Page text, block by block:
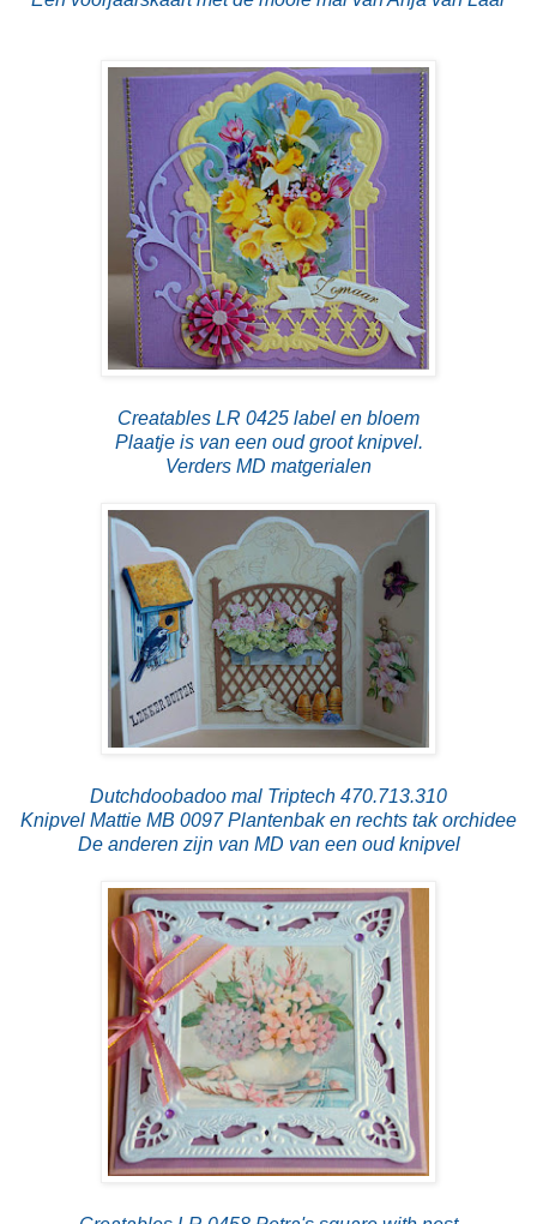
Creatables LR 0425 label en bloem
Plaatje is van een oud groot knipvel.
Verders MD matgerialen
Dutchdoobadoo mal Triptech 470.713.310
Knipvel Mattie MB 0097 Plantenbak en rechts tak orchidee
De anderen zijn van MD van een oud knipvel